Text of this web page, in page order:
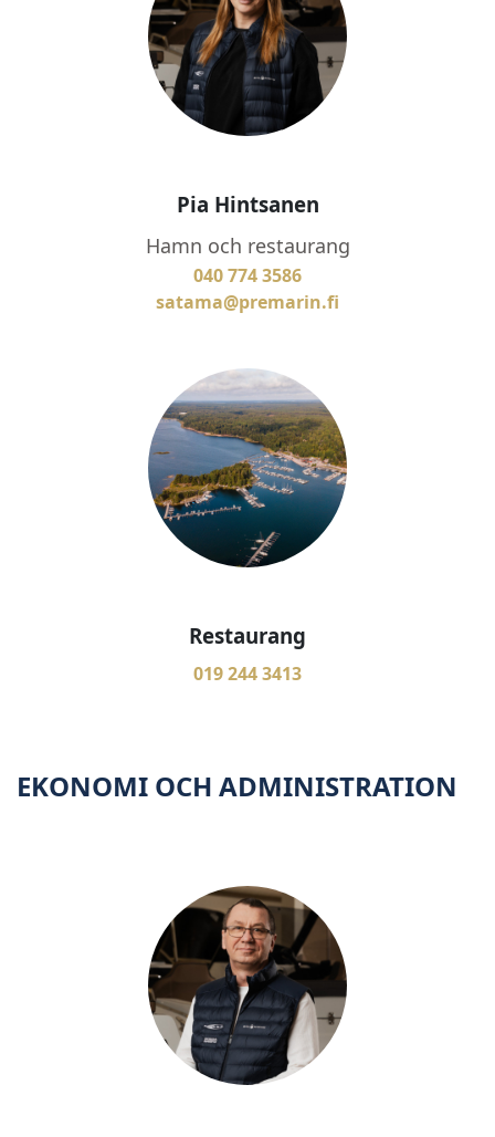
Pia Hintsanen
Hamn och restaurang
040 774 3586
satama@premarin.fi
Restaurang
019 244 3413
EKONOMI OCH ADMINISTRATION